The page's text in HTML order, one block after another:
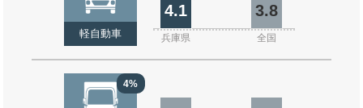
軽自動車
4.1 3.8
兵庫県 全国
4%